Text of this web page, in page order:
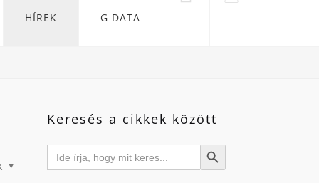
HÍREK G DATA
Keresés a cikkek között
Search
for: Search Button